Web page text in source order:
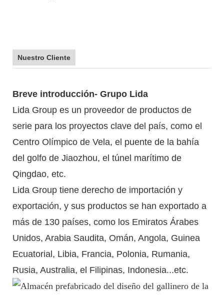
Nuestro Cliente
Breve introducción- Grupo Lida
Lida Group es un proveedor de productos de
serie para los proyectos clave del país, como el
Centro Olímpico de Vela, el puente de la bahía
del golfo de Jiaozhou, el túnel marítimo de
Qingdao, etc.
Lida Group tiene derecho de importación y
exportación, y sus productos se han exportado a
más de 130 países, como los Emiratos Árabes
Unidos, Arabia Saudita, Omán, Angola, Guinea
Ecuatorial, Libia, Francia, Polonia, Rumania,
Rusia, Australia, el Filipinas, Indonesia...etc.